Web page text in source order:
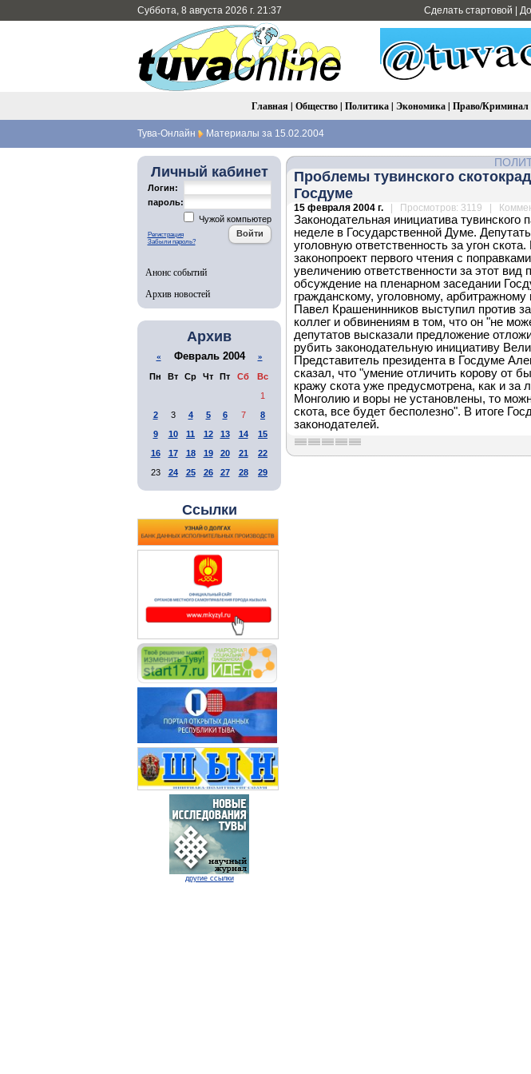
Суббота, 8 августа 2026 г. 21:37 Сделать стартовой
Главная | Общество| Политика| Экономика| Право/Криминал
Тува-Онлайн Материалы за 15.02.2004
Личный кабинет
Логин:
пароль:
Чужой компьютер
Регистрация
Забыли пароль?
Анонс событий
Архив новостей
Архив
« Февраль 2004 »
Пн Вт Ср Чт Пт Сб
Вс
1
2
3 4 5 6 7
8
9
10 11 12 13 14
15
16
17 18 19 20 21
22
23
24 25 26 27 28 29
Ссылки
другие ссылки
Проблемы тувинского
Госдуме
15 февраля 2004 г. | Просмотров: 3119 |
Законодательная инициатива тувинского
неделе в Государственной Думе.
уголовную ответственность за угон
законопроект первого чтения с
увеличению ответственности за этот вид
обсуждение на пленарном заседании
гражданскому, уголовному,
Павел Крашенинников выступил против
коллег и обвинениям в том, что он "не
депутатов высказали предложение
рубить законодательную инициативу
Представитель президента в Госдуме
сказал, что "умение отличить корову от
кражу скота уже предусмотрена, как и за
Монголию и воры не установлены, то
скота, все будет бесполезно". В итоге
законодателей.